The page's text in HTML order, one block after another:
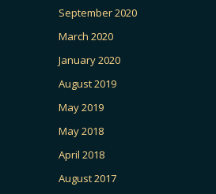
September 2020
March 2020
January 2020
August 2019
May 2019
May 2018
April 2018
August 2017